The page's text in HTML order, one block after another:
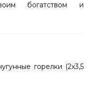
богатством и
горелки (2х3,5